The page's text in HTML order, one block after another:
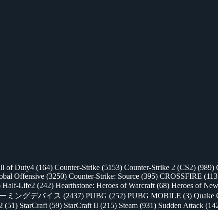
of Duty4 (164) Counter-Strike (5153) Counter-Strike 2 (CS2) (989)
Offensive (3250) Counter-Strike: Source (395) CROSSFIRE
Half-Life2 (242) Hearthstone: Heroes of Warcraft (68) Heroes of
ミングデバイス (2437) PUBG (252) PUBG MOBILE (3) Quake
(51) StarCraft (59) StarCraft II (215) Steam (931) Sudden Attack